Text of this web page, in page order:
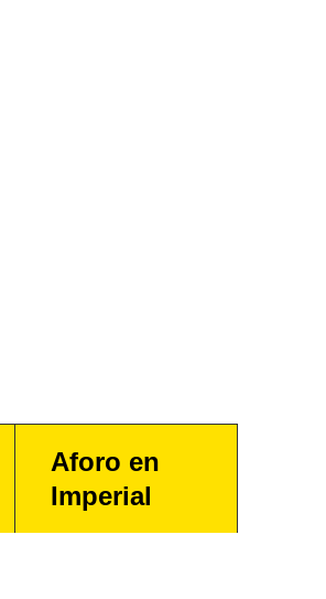
Aforo en
Imperial